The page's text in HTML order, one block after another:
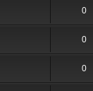
0
0
0